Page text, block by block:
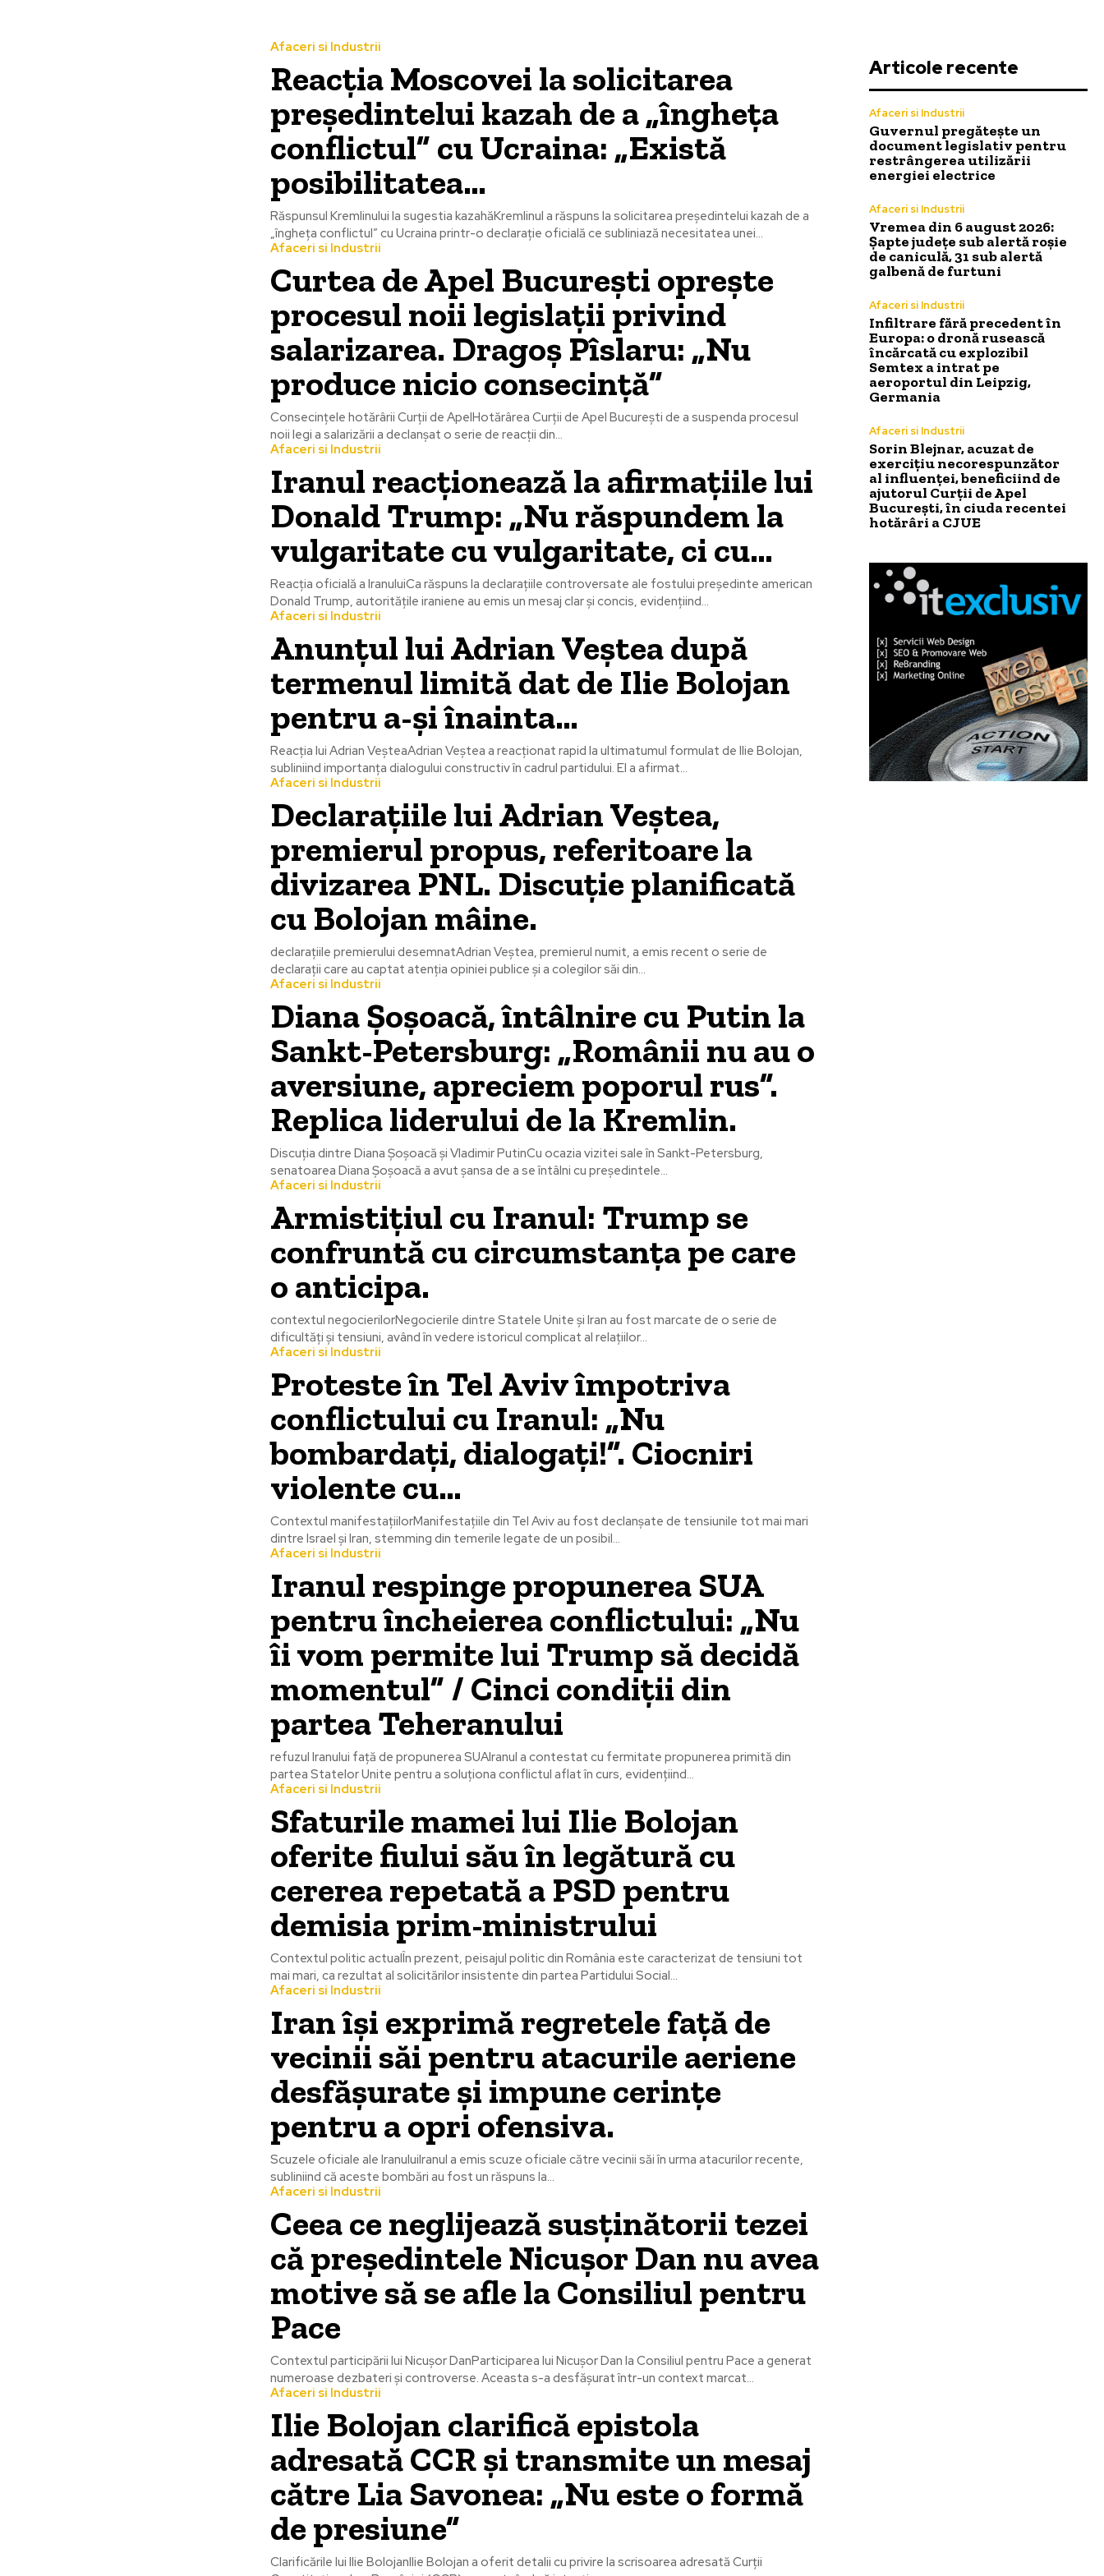
Afaceri si Industrii
Reacția Moscovei la solicitarea
președintelui kazah de a „îngheța
conflictul” cu Ucraina: „Există
posibilitatea…
Răspunsul Kremlinului la sugestia kazahăKremlinul a răspuns la solicitarea președintelui kazah de a
„îngheța conflictul” cu Ucraina printr-o declarație oficială ce subliniază necesitatea unei...
Afaceri si Industrii
Curtea de Apel București oprește
procesul noii legislații privind
salarizarea. Dragoș Pîslaru: „Nu
produce nicio consecință”
Consecințele hotărârii Curții de ApelHotărârea Curții de Apel București de a suspenda procesul
noii legi a salarizării a declanșat o serie de reacții din...
Afaceri si Industrii
Iranul reacționează la afirmațiile lui
Donald Trump: „Nu răspundem la
vulgaritate cu vulgaritate, ci cu…
Reacția oficială a IranuluiCa răspuns la declarațiile controversate ale fostului președinte american
Donald Trump, autoritățile iraniene au emis un mesaj clar și concis, evidențiind...
Afaceri si Industrii
Anunțul lui Adrian Veștea după
termenul limită dat de Ilie Bolojan
pentru a-și înainta…
Reacția lui Adrian VeșteaAdrian Veștea a reacționat rapid la ultimatumul formulat de Ilie Bolojan,
subliniind importanța dialogului constructiv în cadrul partidului. El a afirmat...
Afaceri si Industrii
Declarațiile lui Adrian Veștea,
premierul propus, referitoare la
divizarea PNL. Discuție planificată
cu Bolojan mâine.
declarațiile premierului desemnatAdrian Veștea, premierul numit, a emis recent o serie de
declarații care au captat atenția opiniei publice și a colegilor săi din...
Afaceri si Industrii
Diana Șoșoacă, întâlnire cu Putin la
Sankt-Petersburg: „Românii nu au o
aversiune, apreciem poporul rus”.
Replica liderului de la Kremlin.
Discuția dintre Diana Șoșoacă și Vladimir PutinCu ocazia vizitei sale în Sankt-Petersburg,
senatoarea Diana Șoșoacă a avut șansa de a se întâlni cu președintele...
Afaceri si Industrii
Armistițiul cu Iranul: Trump se
confruntă cu circumstanța pe care
o anticipa.
contextul negocierilorNegocierile dintre Statele Unite și Iran au fost marcate de o serie de
dificultăți și tensiuni, având în vedere istoricul complicat al relațiilor...
Afaceri si Industrii
Proteste în Tel Aviv împotriva
conflictului cu Iranul: „Nu
bombardați, dialogați!”. Ciocniri
violente cu…
Contextul manifestațiilorManifestațiile din Tel Aviv au fost declanșate de tensiunile tot mai mari
dintre Israel și Iran, stemming din temerile legate de un posibil...
Afaceri si Industrii
Iranul respinge propunerea SUA
pentru încheierea conflictului: „Nu
îi vom permite lui Trump să decidă
momentul” / Cinci condiții din
partea Teheranului
refuzul Iranului față de propunerea SUAIranul a contestat cu fermitate propunerea primită din
partea Statelor Unite pentru a soluționa conflictul aflat în curs, evidențiind...
Afaceri si Industrii
Sfaturile mamei lui Ilie Bolojan
oferite fiului său în legătură cu
cererea repetată a PSD pentru
demisia prim-ministrului
Contextul politic actualÎn prezent, peisajul politic din România este caracterizat de tensiuni tot
mai mari, ca rezultat al solicitărilor insistente din partea Partidului Social...
Afaceri si Industrii
Iran își exprimă regretele față de
vecinii săi pentru atacurile aeriene
desfășurate și impune cerințe
pentru a opri ofensiva.
Scuzele oficiale ale IranuluiIranul a emis scuze oficiale către vecinii săi în urma atacurilor recente,
subliniind că aceste bombări au fost un răspuns la...
Afaceri si Industrii
Ceea ce neglijează susținătorii tezei
că președintele Nicușor Dan nu avea
motive să se afle la Consiliul pentru
Pace
Contextul participării lui Nicușor DanParticiparea lui Nicușor Dan la Consiliul pentru Pace a generat
numeroase dezbateri și controverse. Aceasta s-a desfășurat într-un context marcat...
Afaceri si Industrii
Ilie Bolojan clarifică epistola
adresată CCR și transmite un mesaj
către Lia Savonea: „Nu este o formă
de presiune”
Clarificările lui Ilie BolojanIlie Bolojan a oferit detalii cu privire la scrisoarea adresată Curții
Articole recente
Afaceri si Industrii
Guvernul pregătește un
document legislativ pentru
restrângerea utilizării
energiei electrice
Afaceri si Industrii
Vremea din 6 august 2026:
Șapte județe sub alertă roșie
de caniculă, 31 sub alertă
galbenă de furtuni
Afaceri si Industrii
Infiltrare fără precedent în
Europa: o dronă rusească
încărcată cu explozibil
Semtex a intrat pe
aeroportul din Leipzig,
Germania
Afaceri si Industrii
Sorin Blejnar, acuzat de
exercițiu necorespunzător
al influenței, beneficiind de
ajutorul Curții de Apel
București, în ciuda recentei
hotărâri a CJUE